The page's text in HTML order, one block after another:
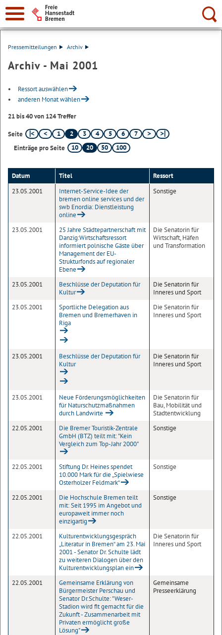
Suche:
Pressemitteilungen Archiv
Archiv - Mai 2001
Ressort auswählen
anderen Monat wählen
21 bis 40 von 124 Treffer
Seite 1 2 3 4 5 6
7
Einträge pro Seite
10 20 50 100
Datum Titel
Ressort
23.05.2001
Internet-Service-Idee der
bremen online services und der
swb Enordia: Dienstleistung
online
Sonstige
23.05.2001
25 Jahre Städtepartnerschaft mit
Danzig:Wirtschaftsressort
informiert polnische Gäste über
Management der EU-
Strukturfonds auf regionaler
Ebene
Die Senatorin für
Wirtschaft, Häfen
und Transformation
23.05.2001
Beschlüsse der Deputation für
Kultur
Die Senatorin für
Inneres und Sport
23.05.2001
Sportliche Delegation aus
Bremen und Bremerhaven in
Riga
Die Senatorin für
Inneres und Sport
23.05.2001
Beschlüsse der Deputation für
Kultur
Die Senatorin für
Inneres und Sport
23.05.2001
Neue Förderungsmöglichkeiten
für Naturschutzmaßnahmen
durch Landwirte
Die Senatorin für
Bau, Mobilität und
Stadtentwicklung
22.05.2001
Die Bremer Touristik-Zentrale
GmbH (BTZ) teilt mit: "Kein
Vergleich zum Top-Jahr 2000"
Sonstige
22.05.2001
Stiftung Dr. Heines spendet
10.000 Mark für die „Spielwiese
Osterholzer Feldmark“
Sonstige
22.05.2001
Die Hochschule Bremen teilt
mit: Seit 1995 im Angebot und
europaweit immer noch
einzigartig
Sonstige
22.05.2001
Kulturentwicklungsgespräch
„Literatur in Bremen“ am 23. Mai
2001 - Senator Dr. Schulte lädt
zu weiteren Dialogen über den
Kulturentwicklungsplan ein
Die Senatorin für
Inneres und Sport
22.05.2001
Gemeinsame Erklärung von
Bürgermeister Perschau und
Senator Dr.Schulte: "Weser-
Stadion wird fit gemacht für die
Zukunft - Zusammenarbeit mit
Privaten ermöglicht große
Lösung"
Gemeinsame
Presseerklärung